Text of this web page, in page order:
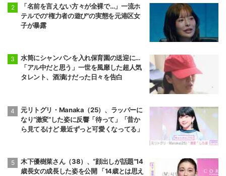
「名前を言えない方々が全裸で…」一流ホ
テルでの"権力者の遊び"の実態を元港区女
子が暴露
水筒にシャンパンを入れ保育園の送迎に…
「アル中だと思う」一世を風靡した超人気
タレント、酒漬けだった日々を告白
元リトグリ・Manaka（25）、ラッパーに
なり“激変”した姿に反響「待って」「昔か
ら見てるけど 最近ずっと可愛くなってる」
木下優樹菜さん（38）、“顔出しが話題”14
歳長女の成長した姿を公開 「14歳とは思え